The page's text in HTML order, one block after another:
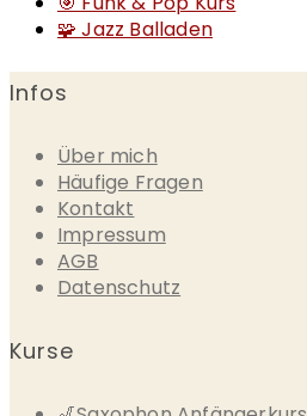
🧩 Jazz Balladen
Infos
Über mich
Häufige Fragen
Kontakt
Impressum
AGB
Datenschutz
Kurse